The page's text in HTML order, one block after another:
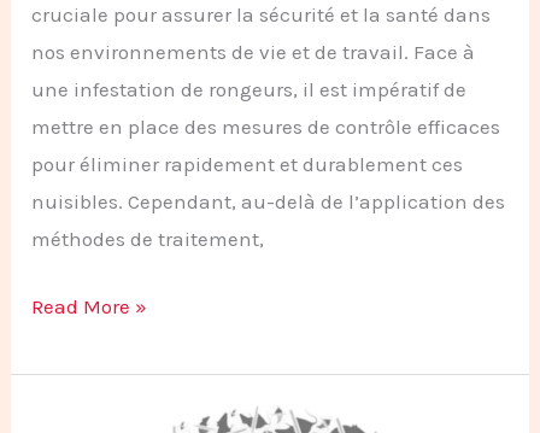
cruciale pour assurer la sécurité et la santé dans
nos environnements de vie et de travail. Face à
une infestation de rongeurs, il est impératif de
mettre en place des mesures de contrôle efficaces
pour éliminer rapidement et durablement ces
nuisibles. Cependant, au-delà de l’application des
méthodes de traitement,
Read More »